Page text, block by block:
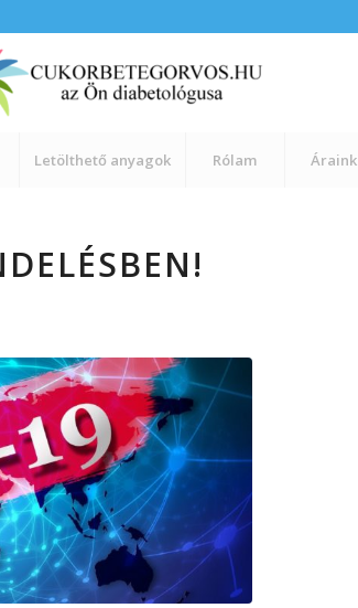
Letölthető anyagok Rólam Áraink